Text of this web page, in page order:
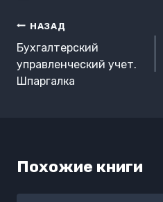
Навигация
по
записям
НАЗАД
Бухгалтерский
управленческий учет.
Шпаргалка
Похожие книги